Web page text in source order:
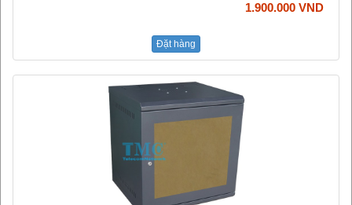
1.900.000 VND
Đặt hàng